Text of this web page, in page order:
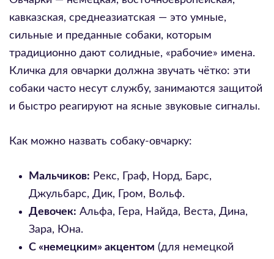
кавказская, среднеазиатская — это умные,
сильные и преданные собаки, которым
традиционно дают солидные, «рабочие» имена.
Кличка для овчарки должна звучать чётко: эти
собаки часто несут службу, занимаются защитой
и быстро реагируют на ясные звуковые сигналы.
Как можно назвать собаку-овчарку:
Мальчиков: Рекс, Граф, Норд, Барс,
Джульбарс, Дик, Гром, Вольф.
Девочек: Альфа, Гера, Найда, Веста, Дина,
Зара, Юна.
С «немецким» акцентом (для немецкой